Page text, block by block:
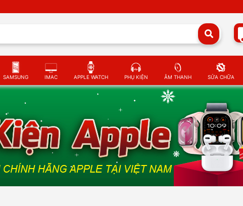
SAMSUNG IMAC APPLE WATCH PHỤ KIỆN ÂM THANH SỬA CHỮA